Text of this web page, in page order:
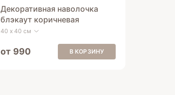
Декоративная наволочка
блэкаут коричневая
40 х 40 см
от 990 В КОРЗИНУ